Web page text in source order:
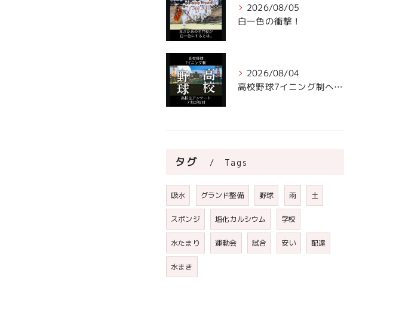
2026/08/05
白一色の衝撃！
2026/08/04
高校野球7イニング制への声。
タグ Tags
吸水 グランド整備 野球 雨 土
スポンジ 塩化カルシウム 学校
水たまり 運動会 試合 安い 配達
水まき